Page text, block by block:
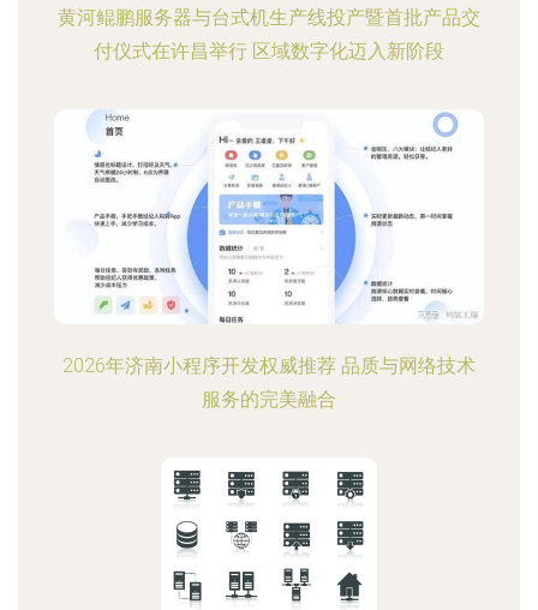
黄河鲲鹏服务器与台式机生产线投产暨首批产品交
付仪式在许昌举行 区域数字化迈入新阶段
2026年济南小程序开发权威推荐 品质与网络技术
服务的完美融合